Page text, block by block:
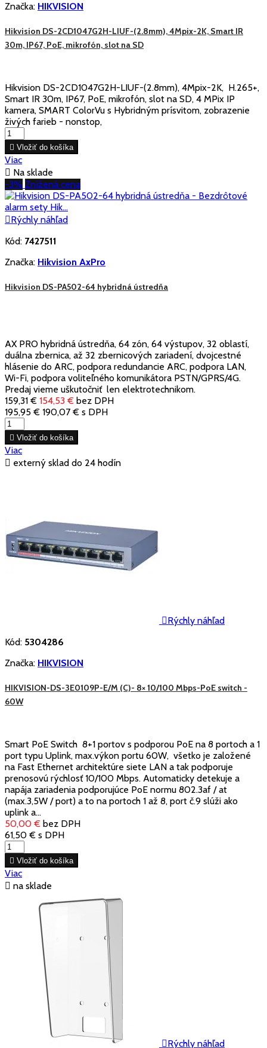
Značka: HIKVISION
Hikvision DS-2CD1047G2H-LIUF-(2.8mm), 4Mpix-2K, Smart IR
30m, IP67, PoE, mikrofón, slot na SD
Hikvision DS-2CD1047G2H-LIUF-(2.8mm), 4Mpix-2K, H.265+,
Smart IR 30m, IP67, PoE, mikrofón, slot na SD, 4 MPix IP
kamera, SMART ColorVu s Hybridným prísvitom, zobrazenie
živých farieb - nonstop,
 Vložiť do košíka
Viac
 Na sklade
-3% Znížená cena
Rýchly náhľad
Kód: 7427511
Značka: Hikvision AxPro
Hikvision DS-PA502-64 hybridná ústredňa
AX PRO hybridná ústredňa, 64 zón, 64 výstupov, 32 oblastí,
duálna zbernica, až 32 zbernicových zariadení, dvojcestné
hlásenie do ARC, podpora redundancie ARC, podpora LAN,
Wi-Fi, podpora voliteľného komunikátora PSTN/GPRS/4G.
Predaj vieme uškutočniť len elektrotechnikom.
159,31 € 154,53 € bez DPH
195,95 € 190,07 € s DPH
 Vložiť do košíka
Viac
 externý sklad do 24 hodín
Rýchly náhľad
Kód: 5304286
Značka: HIKVISION
HIKVISION-DS-3E0109P-E/M (C)- 8× 10/100 Mbps-PoE switch -
60W
Smart PoE Switch 8+1 portov s podporou PoE na 8 portoch a 1
port typu Uplink, max.výkon portu 60W, všetko je založené
na Fast Ethernet architektúre siete LAN a tak podporuje
prenosovú rýchlosť 10/100 Mbps. Automaticky detekuje a
napája zariadenia podporujúce PoE normu 802.3af / at
(max.3,5W / port) a to na portoch 1 až 8, port č.9 slúži ako
uplink a...
50,00 € bez DPH
61,50 € s DPH
 Vložiť do košíka
Viac
 na sklade
Rýchly náhľad